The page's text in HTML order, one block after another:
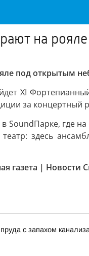
на
под открытым
XI
за
SoundПарке, где
здесь
газета | Новости
с запахом